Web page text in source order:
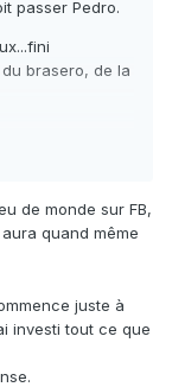
passer Pedro.
brasero, de la
l'entrée de
Tom(pour
Tom serait
de monde sur FB,
quand même
juste à
investi tout ce que